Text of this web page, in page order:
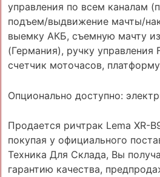
управления по всем каналам
подъем/выдвижение мачты/
выемку АКБ, съемную мачту
(Германия), ручку управления
счетчик моточасов,
Опционально доступно:
Продается ричтрак Lema XR-
покупая у официального
Техника Для Склада, Вы
гарантию качества,